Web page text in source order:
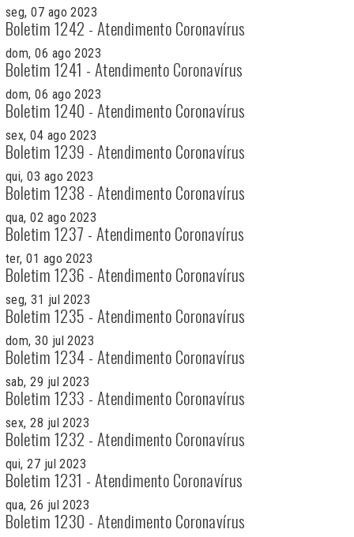
seg, 07 ago 2023
Boletim 1242 - Atendimento Coronavírus
dom, 06 ago 2023
Boletim 1241 - Atendimento Coronavírus
dom, 06 ago 2023
Boletim 1240 - Atendimento Coronavírus
sex, 04 ago 2023
Boletim 1239 - Atendimento Coronavírus
qui, 03 ago 2023
Boletim 1238 - Atendimento Coronavírus
qua, 02 ago 2023
Boletim 1237 - Atendimento Coronavírus
ter, 01 ago 2023
Boletim 1236 - Atendimento Coronavírus
seg, 31 jul 2023
Boletim 1235 - Atendimento Coronavírus
dom, 30 jul 2023
Boletim 1234 - Atendimento Coronavírus
sab, 29 jul 2023
Boletim 1233 - Atendimento Coronavírus
sex, 28 jul 2023
Boletim 1232 - Atendimento Coronavírus
qui, 27 jul 2023
Boletim 1231 - Atendimento Coronavírus
qua, 26 jul 2023
Boletim 1230 - Atendimento Coronavírus